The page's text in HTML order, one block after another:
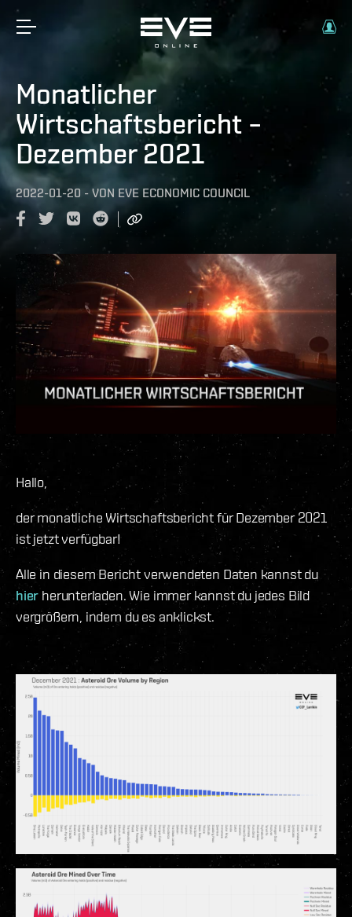
Monatlicher
Wirtschaftsbericht –
Dezember 2021
2022-01-20 - VON EVE ECONOMIC COUNCIL
Hallo,
der monatliche Wirtschaftsbericht für Dezember 2021
ist jetzt verfügbar!
Alle in diesem Bericht verwendeten Daten kannst du
hier herunterladen. Wie immer kannst du jedes Bild
vergrößern, indem du es anklickst.